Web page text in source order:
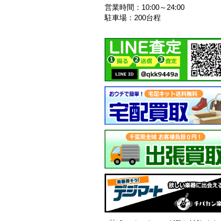
営業時間：10:00～24:00
駐車場：200台程